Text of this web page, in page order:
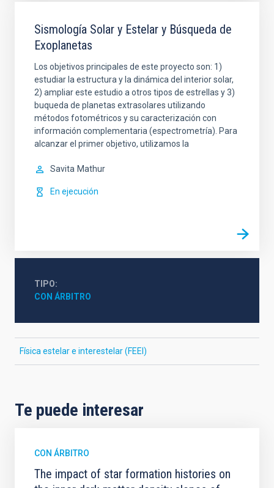
Sismología Solar y Estelar y Búsqueda de
Exoplanetas
Los objetivos principales de este proyecto son: 1)
estudiar la estructura y la dinámica del interior solar,
2) ampliar este estudio a otros tipos de estrellas y 3)
buqueda de planetas extrasolares utilizando
métodos fotométricos y su caracterización con
información complementaria (espectrometría). Para
alcanzar el primer objetivo, utilizamos la
Savita Mathur
En ejecución
TIPO
CON ÁRBITRO
Física estelar e interestelar (FEEI)
Te puede interesar
CON ÁRBITRO
The impact of star formation histories on